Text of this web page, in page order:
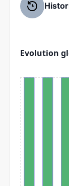
Evolution